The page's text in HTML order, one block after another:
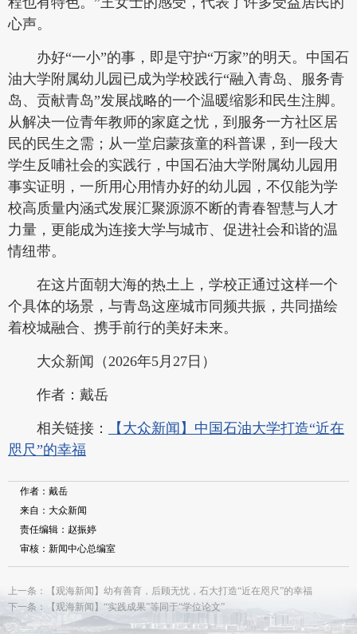
心声。
办好“一小”的事，即是守护“万家”的明天。中国石
油大学附属幼儿园已成为学校践行“融入青岛、服务青
岛、贡献青岛”发展战略的一个温暖缩影和民生注脚。
从解决一位青年教师的家庭之忧，到服务一方社区居
民的民生之需；从一堂启蒙孩童的科普课，到一段大
学生反哺社会的实践行，中国石油大学附属幼儿园用
事实证明，一所用心用情办好的幼儿园，不仅能为学
校高质量内涵式发展汇聚源源不断的青春智慧与人才
力量，更能成为连接大学与城市、促进社会和谐的温
情纽带。
在这片面朝大海的热土上，学校正通过这样一个
个具体的场景，与青岛这座城市同频共振，共同描绘
着校城融合、携手前行的美好未来。
大众新闻（2026年5月27日）
作者：戴岳
相关链接：
【大众新闻】中国石油大学打造“近在
咫尺”的幸福
作者：戴岳
来自：大众新闻
责任编辑：赵振婷
审核：新闻中心总编室
上一条：【观海新闻】幼有善育，后顾无忧，石大打造“近在咫尺”的幸福
下一条：【观海新闻】“实践成果”等同于“学位论文”